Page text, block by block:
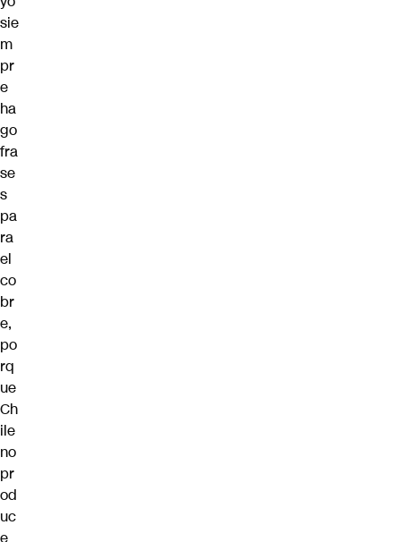
sie
m
pr
e
ha
go
fra
se
s
pa
ra
el
co
br
e,
po
rq
ue
Ch
ile
no
pr
od
uc
e